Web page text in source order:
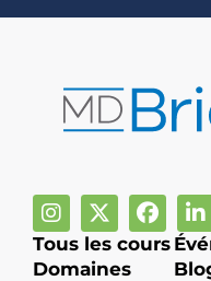
Tous les cours
Domaines